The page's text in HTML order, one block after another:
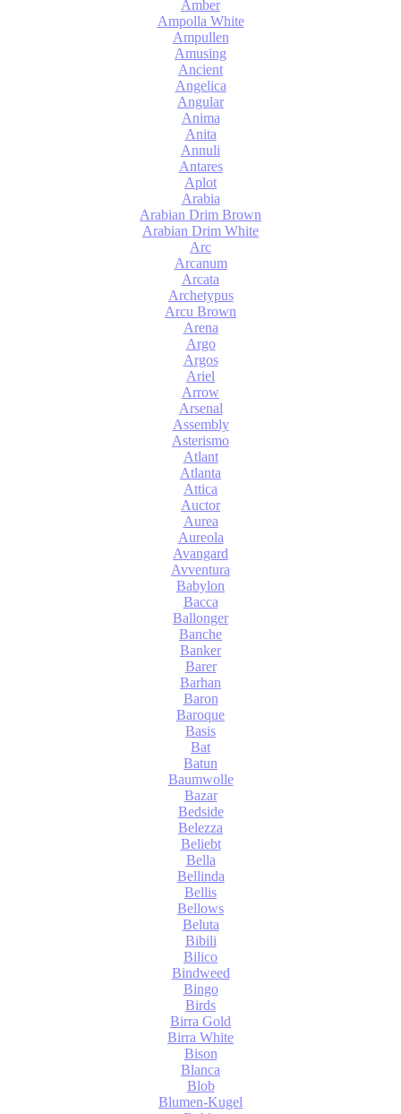
Amber
Ampolla White
Ampullen
Amusing
Ancient
Angelica
Angular
Anima
Anita
Annuli
Antares
Aplot
Arabia
Arabian Drim Brown
Arabian Drim White
Arc
Arcanum
Arcata
Archetypus
Arcu Brown
Arena
Argo
Argos
Ariel
Arrow
Arsenal
Assembly
Asterismo
Atlant
Atlanta
Attica
Auctor
Aurea
Aureola
Avangard
Avventura
Babylon
Bacca
Ballonger
Banche
Banker
Barer
Barhan
Baron
Baroque
Basis
Bat
Batun
Baumwolle
Bazar
Bedside
Belezza
Beliebt
Bella
Bellinda
Bellis
Bellows
Beluta
Bibili
Bilico
Bindweed
Bingo
Birds
Birra Gold
Birra White
Bison
Blanca
Blob
Blumen-Kugel